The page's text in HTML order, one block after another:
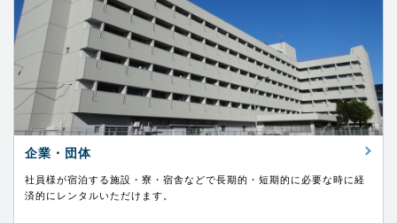
企業・団体
社員様が宿泊する施設・寮・宿舎などで長期的・短期的に必要な時に経
済的にレンタルいただけます。